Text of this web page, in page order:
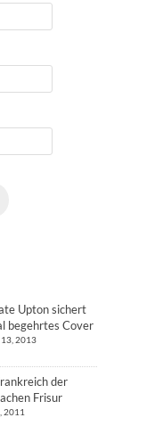
Upton sichert
begehrtes Cover
2013
der
Frisur
2011